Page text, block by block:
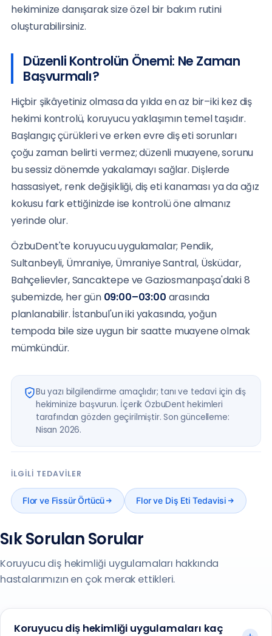
hekiminize danışarak size özel bir bakım rutini
oluşturabilirsiniz.
Düzenli Kontrolün Önemi: Ne Zaman
Başvurmalı?
Hiçbir şikâyetiniz olmasa da yılda en az bir–iki kez diş
hekimi kontrolü, koruyucu yaklaşımın temel taşıdır.
Başlangıç çürükleri ve erken evre diş eti sorunları
çoğu zaman belirti vermez; düzenli muayene, sorunu
bu sessiz dönemde yakalamayı sağlar. Dişlerde
hassasiyet, renk değişikliği, diş eti kanaması ya da ağız
kokusu fark ettiğinizde ise kontrolü öne almanız
yerinde olur.
ÖzbuDent'te koruyucu uygulamalar; Pendik,
Sultanbeyli, Ümraniye, Ümraniye Santral, Üsküdar,
Bahçelievler, Sancaktepe ve Gaziosmanpaşa'daki 8
şubemizde, her gün 09:00–03:00 arasında
planlanabilir. İstanbul'un iki yakasında, yoğun
tempoda bile size uygun bir saatte muayene olmak
mümkündür.
Bu yazı bilgilendirme amaçlıdır; tanı ve tedavi için diş
hekiminize başvurun. İçerik ÖzbuDent hekimleri
tarafından gözden geçirilmiştir. Son güncelleme:
Nisan 2026.
İLGILI TEDAVILER
Flor ve Fissür Örtücü Flor ve Diş Eti Tedavisi
Sık Sorulan Sorular
Koruyucu diş hekimliği uygulamaları hakkında
hastalarımızın en çok merak ettikleri.
Koruyucu diş hekimliği uygulamaları kaç